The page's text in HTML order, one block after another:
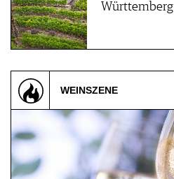
Württemberg
WEINSZENE